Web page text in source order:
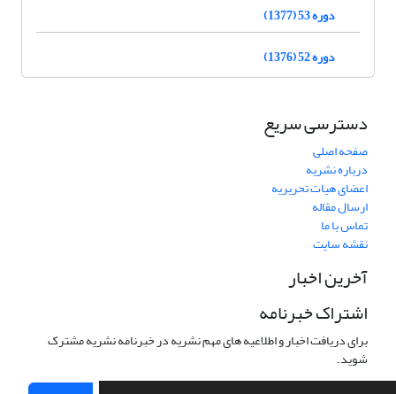
دوره 53 (1377)
دوره 52 (1376)
دسترسی سریع
صفحه اصلی
درباره نشریه
اعضای هیات تحریریه
ارسال مقاله
تماس با ما
نقشه سایت
آخرین اخبار
اشتراک خبرنامه
برای دریافت اخبار و اطلاعیه های مهم نشریه در خبرنامه نشریه مشترک
شوید.